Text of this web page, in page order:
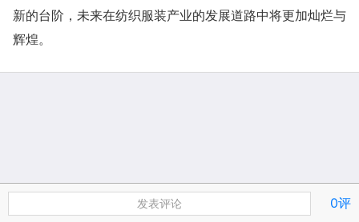
新的台阶，未来在纺织服装产业的发展道路中将更加灿烂与
辉煌。
发表评论 0评